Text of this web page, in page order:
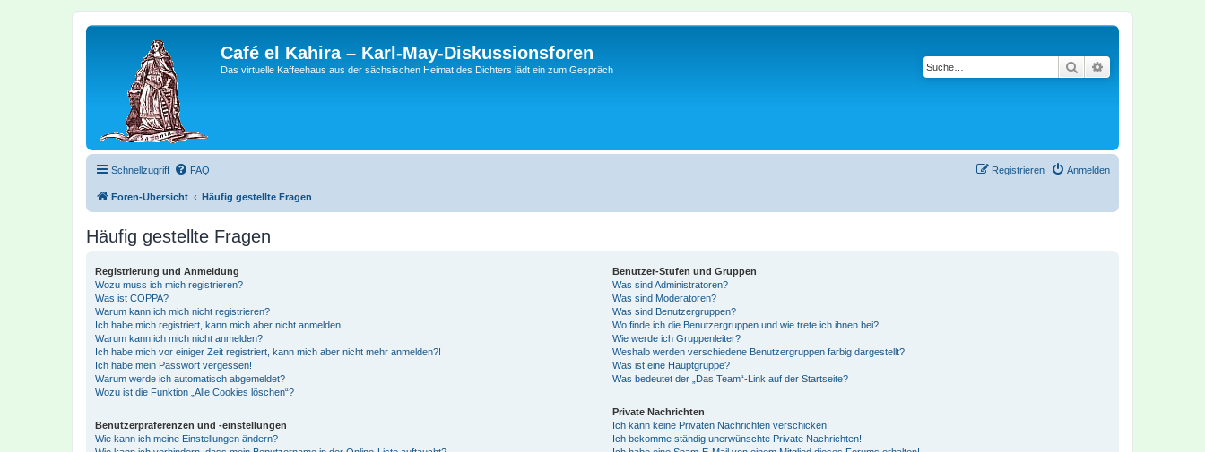
Café el Kahira – Karl-May-Diskussionsforen
Das virtuelle Kaffeehaus aus der sächsischen Heimat des Dichters lädt ein zum Gespräch Suche
Schnellzugriff FAQ Anmelden
Registrieren
Foren-Übersicht Häufig gestellte Fragen
Häufig gestellte Fragen
Registrierung und Anmeldung
Wozu muss ich mich registrieren?
Was ist COPPA?
Warum kann ich mich nicht registrieren?
Ich habe mich registriert, kann mich aber nicht anmelden!
Warum kann ich mich nicht anmelden?
Ich habe mich vor einiger Zeit registriert, kann mich aber nicht mehr anmelden?!
Ich habe mein Passwort vergessen!
Warum werde ich automatisch abgemeldet?
Wozu ist die Funktion „Alle Cookies löschen“?
Benutzerpräferenzen und -einstellungen
Wie kann ich meine Einstellungen ändern?
Benutzer-Stufen und Gruppen
Was sind Administratoren?
Was sind Moderatoren?
Was sind Benutzergruppen?
Wo finde ich die Benutzergruppen und wie trete ich ihnen bei?
Wie werde ich Gruppenleiter?
Weshalb werden verschiedene Benutzergruppen farbig dargestellt?
Was ist eine Hauptgruppe?
Was bedeutet der „Das Team“-Link auf der Startseite?
Private Nachrichten
Ich kann keine Privaten Nachrichten verschicken!
Ich bekomme ständig unerwünschte Private Nachrichten!